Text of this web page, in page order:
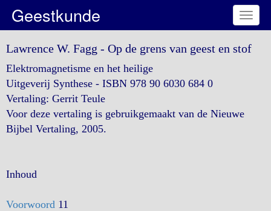
Toggle
Geestkunde
Lawrence W. Fagg - Op de grens van geest en stof
Elektromagnetisme en het heilige
Uitgeverij Synthese - ISBN 978 90 6030 684 0
Vertaling: Gerrit Teule
Voor deze vertaling is gebruikgemaakt van de Nieuwe
Bijbel Vertaling, 2005.
Inhoud
Voorwoord 11